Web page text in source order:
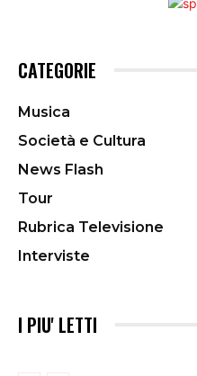
CATEGORIE
Musica
Società e Cultura
News Flash
Tour
Rubrica Televisione
Interviste
I PIU' LETTI